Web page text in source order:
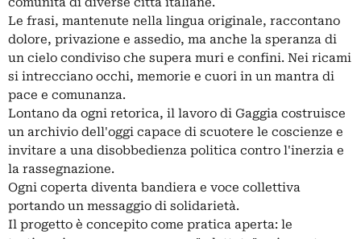
Le frasi, mantenute nella lingua originale, raccontano
dolore, privazione e assedio, ma anche la speranza di
un cielo condiviso che supera muri e confini. Nei ricami
si intrecciano occhi, memorie e cuori in un mantra di
pace e comunanza.
Lontano da ogni retorica, il lavoro di Gaggia costruisce
un archivio dell'oggi capace di scuotere le coscienze e
invitare a una disobbedienza politica contro l'inerzia e
la rassegnazione.
Ogni coperta diventa bandiera e voce collettiva
portando un messaggio di solidarietà.
Il progetto è concepito come pratica aperta: le